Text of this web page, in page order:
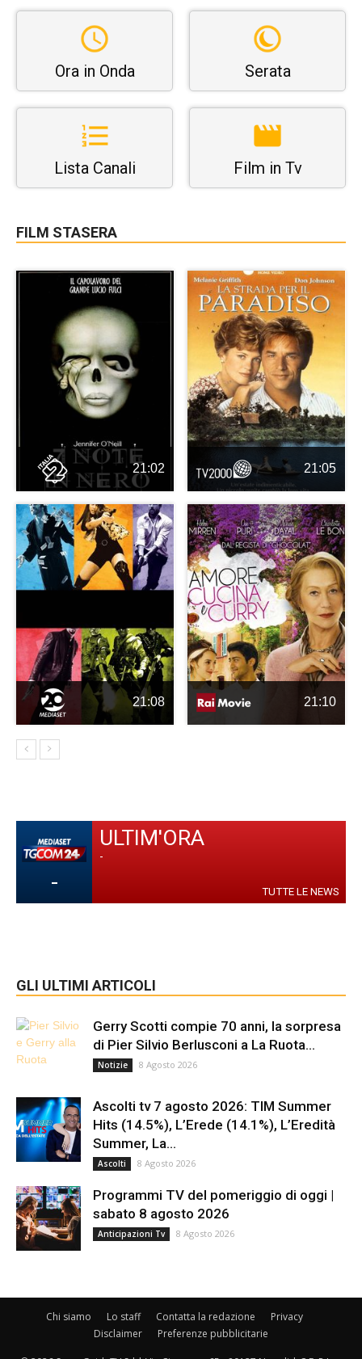
Ora in Onda Serata
Lista Canali Film in Tv
FILM STASERA
21:02 21:05
21:08 21:10
-
ULTIM'ORA
-
TUTTE LE NEWS
GLI ULTIMI ARTICOLI
Gerry Scotti compie 70 anni, la sorpresa
di Pier Silvio Berlusconi a La Ruota...
Notizie 8 Agosto 2026
Ascolti tv 7 agosto 2026: TIM Summer
Hits (14.5%), L’Erede (14.1%), L’Eredità
Summer, La...
Ascolti 8 Agosto 2026
Programmi TV del pomeriggio di oggi |
sabato 8 agosto 2026
Anticipazioni Tv 8 Agosto 2026
Chi siamo Lo staff Contatta la redazione
Privacy
Disclaimer
Preferenze pubblicitarie